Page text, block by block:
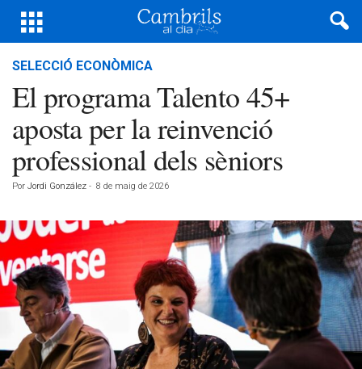
SELECCIÓ ECONÒMICA
El programa Talento 45+
aposta per la reinvenció
professional dels sèniors
Por Jordi González - 8 de maig de 2026